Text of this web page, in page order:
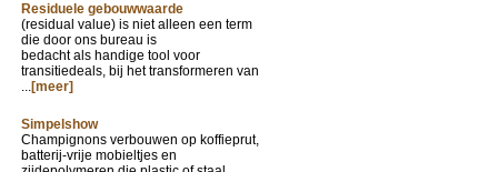
Residuele gebouwwaarde
(residual value) is niet alleen een term
die door ons bureau is
bedacht als handige tool voor
transitiedeals, bij het transformeren van
...[meer]
Simpelshow
Champignons verbouwen op koffieprut,
batterij-vrije mobieltjes en